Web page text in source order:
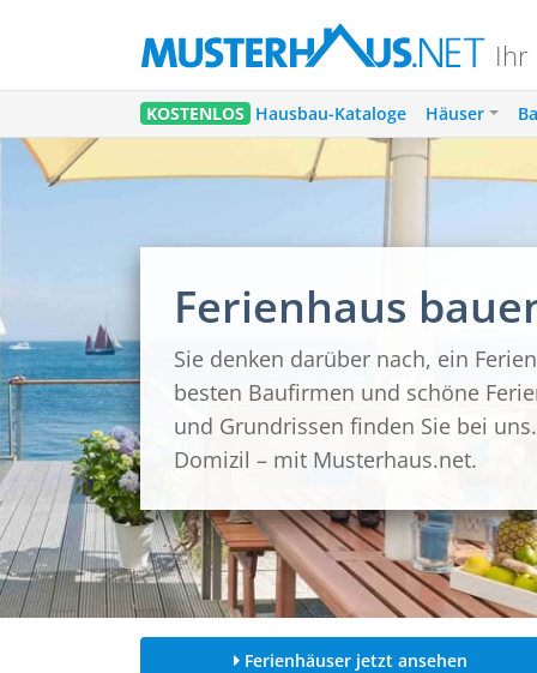
Ihr
KOSTENLOS Hausbau-Kataloge Häuser
Ferienhaus
Sie denken darüber nach, ein
besten Baufirmen und schöne
und Grundrissen finden Sie bei
Domizil – mit Musterhaus.net.
Ferienhäuser jetzt ansehen